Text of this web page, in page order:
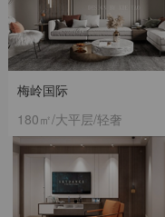
梅岭国际
180㎡/大平层/轻奢